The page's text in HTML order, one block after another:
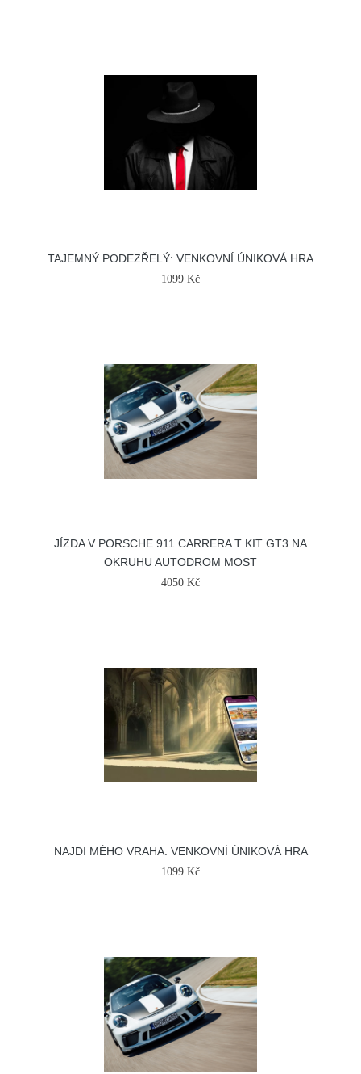
TAJEMNÝ PODEZŘELÝ: VENKOVNÍ ÚNIKOVÁ HRA
1099 Kč
JÍZDA V PORSCHE 911 CARRERA T KIT GT3 NA
OKRUHU AUTODROM MOST
4050 Kč
NAJDI MÉHO VRAHA: VENKOVNÍ ÚNIKOVÁ HRA
1099 Kč